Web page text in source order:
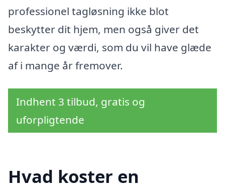
professionel tagløsning ikke blot
beskytter dit hjem, men også giver det
karakter og værdi, som du vil have glæde
af i mange år fremover.
Indhent 3 tilbud, gratis og
uforpligtende
Hvad koster en